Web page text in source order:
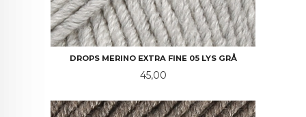
DROPS MERINO EXTRA FINE 05 LYS GRÅ
Pris
45,00